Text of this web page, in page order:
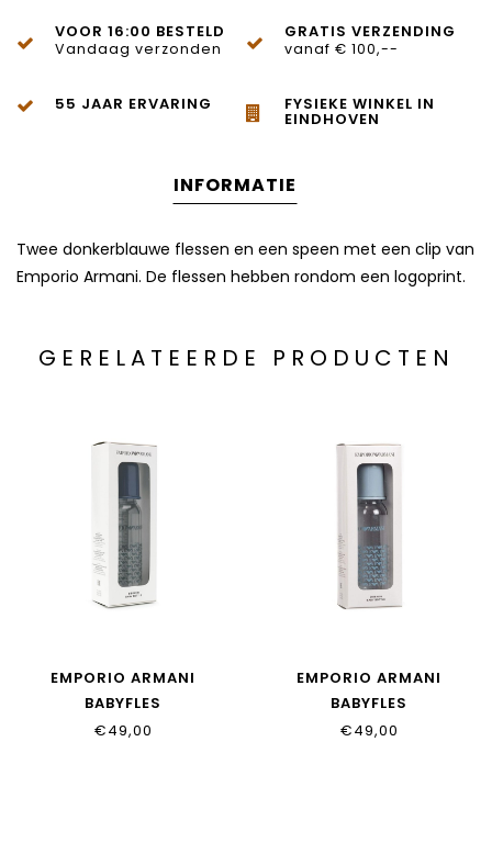
VOOR 16:00 BESTELD
Vandaag verzonden
GRATIS VERZENDING
vanaf € 100,--
55 JAAR ERVARING FYSIEKE WINKEL IN
EINDHOVEN
INFORMATIE
Twee donkerblauwe flessen en een speen met een clip van
Emporio Armani. De flessen hebben rondom een logoprint.
GERELATEERDE PRODUCTEN
EMPORIO ARMANI
BABYFLES
€49,00
EMPORIO ARMANI
BABYFLES
€49,00